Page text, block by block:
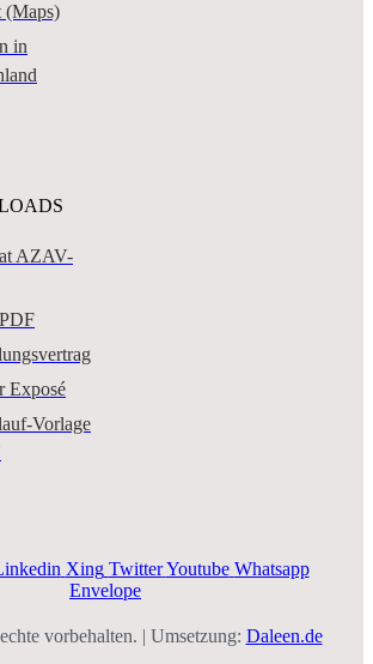
(Maps)
in
AZAV-
Exposé
Vorlage
Xing Twitter Youtube Whatsapp
Envelope
vorbehalten. | Umsetzung: Daleen.de